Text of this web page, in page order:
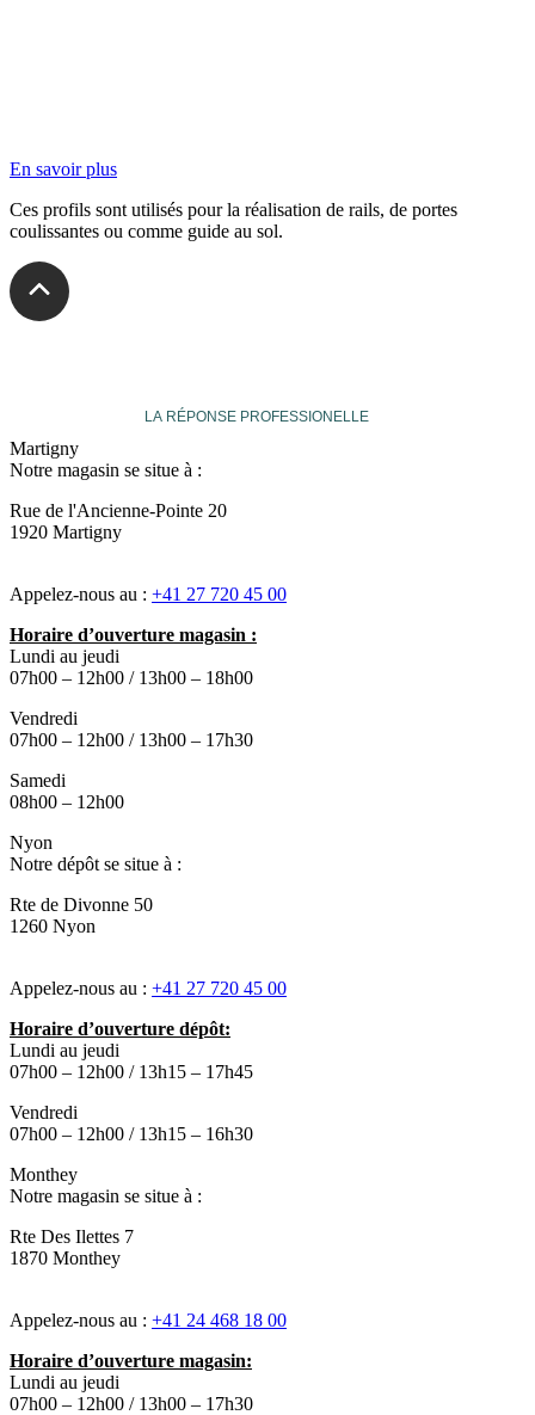
En savoir plus
Ces profils sont utilisés pour la réalisation de rails, de portes
coulissantes ou comme guide au sol.
LA RÉPONSE PROFESSIONELLE
Martigny
Notre magasin se situe à :
Rue de l'Ancienne-Pointe 20
1920 Martigny
Appelez-nous au : +41 27 720 45 00
Horaire d’ouverture magasin :
Lundi au jeudi
07h00 – 12h00 / 13h00 – 18h00
Vendredi
07h00 – 12h00 / 13h00 – 17h30
Samedi
08h00 – 12h00
Nyon
Notre dépôt se situe à :
Rte de Divonne 50
1260 Nyon
Appelez-nous au : +41 27 720 45 00
Horaire d’ouverture dépôt:
Lundi au jeudi
07h00 – 12h00 / 13h15 – 17h45
Vendredi
07h00 – 12h00 / 13h15 – 16h30
Monthey
Notre magasin se situe à :
Rte Des Ilettes 7
1870 Monthey
Appelez-nous au : +41 24 468 18 00
Horaire d’ouverture magasin:
Lundi au jeudi
07h00 – 12h00 / 13h00 – 17h30